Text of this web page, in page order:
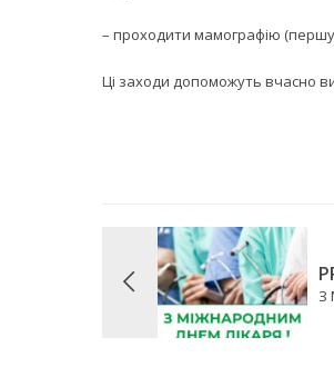
– проходити мамографію (першу
Ці заходи допоможуть вчасно
З